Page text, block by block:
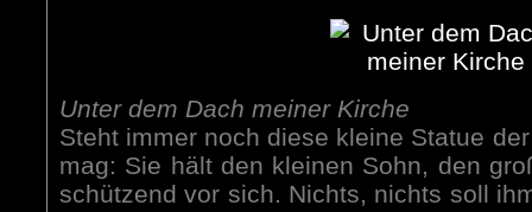
Unter dem Dach meiner Kirche
Steht immer noch diese kleine Statue
mag: Sie hält den kleinen Sohn, den
schützend vor sich. Nichts, nichts soll